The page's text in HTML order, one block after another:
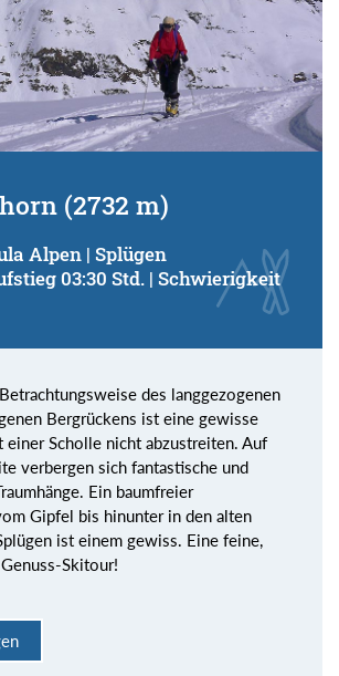
(2732 m)
Alpen | Splügen
03:30 Std. | Schwierigkeit
des langgezogenen
Bergrückens ist eine gewisse
Scholle nicht abzustreiten. Auf
verbergen sich fantastische und
Ein baumfreier
Gipfel bis hinunter in den alten
ist einem gewiss. Eine feine,
Skitour!